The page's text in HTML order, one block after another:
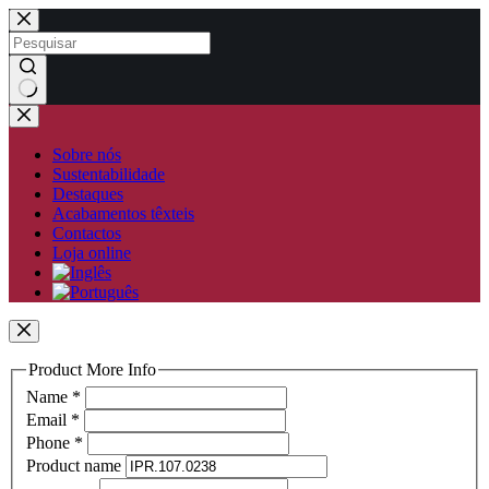
Pular
para
o
conteúdo
Sem
resultados
Sobre nós
Sustentabilidade
Destaques
Acabamentos têxteis
Contactos
Loja online
Product More Info
Name *
Email *
Phone *
Product name